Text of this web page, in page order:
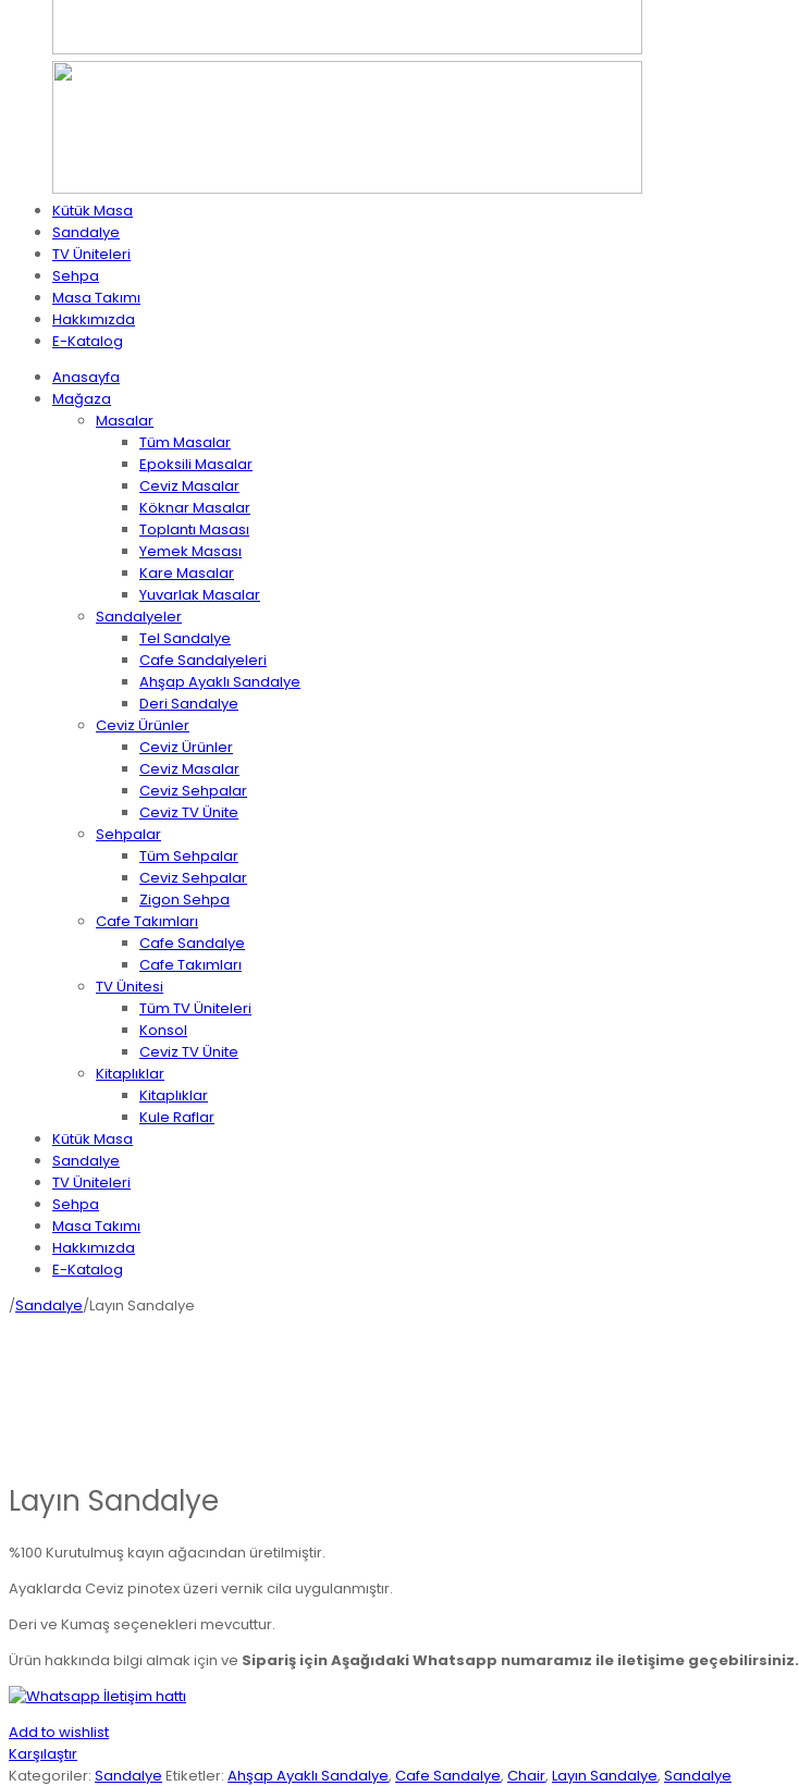
Kütük Masa
Sandalye
TV Üniteleri
Sehpa
Masa Takımı
Hakkımızda
E-Katalog
Anasayfa
Mağaza
Masalar
Tüm Masalar
Epoksili Masalar
Ceviz Masalar
Köknar Masalar
Toplantı Masası
Yemek Masası
Kare Masalar
Yuvarlak Masalar
Sandalyeler
Tel Sandalye
Cafe Sandalyeleri
Ahşap Ayaklı Sandalye
Deri Sandalye
Ceviz Ürünler
Ceviz Ürünler
Ceviz Masalar
Ceviz Sehpalar
Ceviz TV Ünite
Sehpalar
Tüm Sehpalar
Ceviz Sehpalar
Zigon Sehpa
Cafe Takımları
Cafe Sandalye
Cafe Takımları
TV Ünitesi
Tüm TV Üniteleri
Konsol
Ceviz TV Ünite
Kitaplıklar
Kitaplıklar
Kule Raflar
Kütük Masa
Sandalye
TV Üniteleri
Sehpa
Masa Takımı
Hakkımızda
E-Katalog
/Sandalye/Layın Sandalye
Layın Sandalye
%100 Kurutulmuş kayın ağacından üretilmiştir.
Ayaklarda Ceviz pinotex üzeri vernik cila uygulanmıştır.
Deri ve Kumaş seçenekleri mevcuttur.
Ürün hakkında bilgi almak için ve Sipariş için Aşağıdaki Whatsapp numaramız ile iletişime geçebilirsiniz.
Add to wishlist
Karşılaştır
Kategoriler: Sandalye Etiketler: Ahşap Ayaklı Sandalye, Cafe Sandalye, Chair, Layın Sandalye, Sandalye